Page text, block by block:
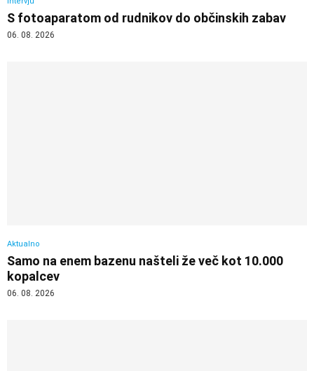
S fotoaparatom od rudnikov do občinskih zabav
06. 08. 2026
Aktualno
Samo na enem bazenu našteli že več kot 10.000
kopalcev
06. 08. 2026